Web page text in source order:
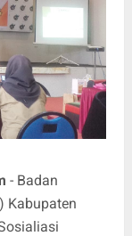
- Badan
Kabupaten